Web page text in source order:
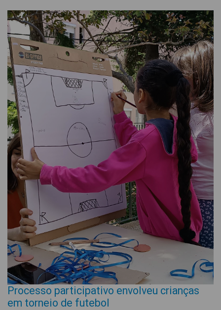
Processo participativo envolveu crianças
em torneio de futebol